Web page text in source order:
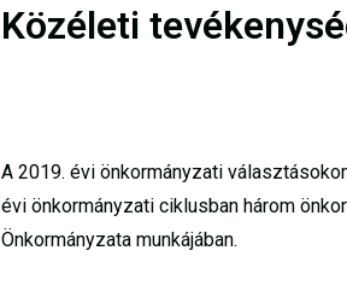
Közéleti
A 2019. évi önkormányzati
évi önkormányzati ciklusban három
Önkormányzata munkájában.